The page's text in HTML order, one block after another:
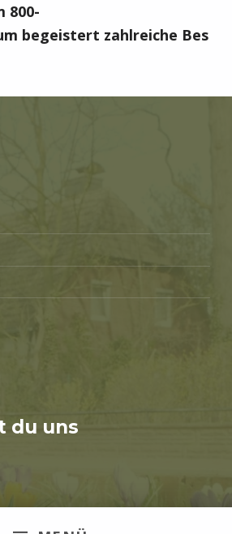
800-
begeistert zahlreiche Bes
du uns